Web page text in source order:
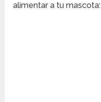
alimentar a tu mascota: